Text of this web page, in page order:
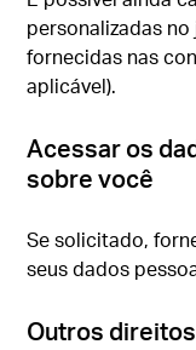
personalizadas
fornecidas nas
aplicável).
Acessar os
sobre você
Se solicitado,
seus dados
Outros